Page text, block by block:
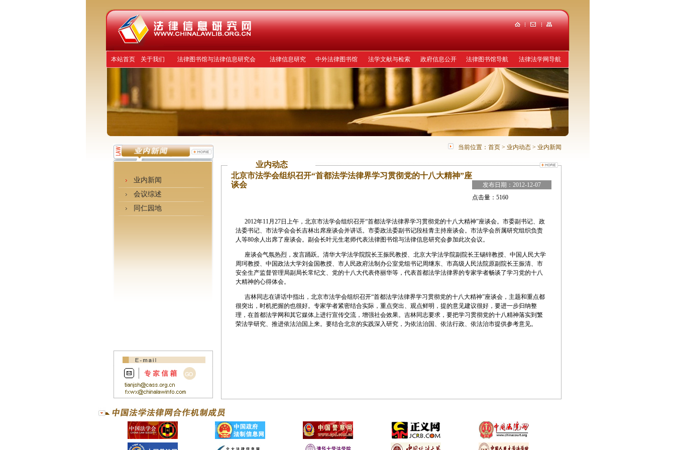
本站首页 关于我们 法律图书馆与法律信息研究会 法律信息研究 中外法律图书馆 法学文献与检索 政府信息公开 法律图书馆导航 法律法学网导航
业内新闻
会议综述
同仁园地
当前位置： 首页 > 业内动态 > 业内新闻
业内动态
北京市法学会组织召开“首都法学法律界学习贯彻党的十八大精神”座
谈会
发布日期： 2012-12-07
点击量： 5160
2012年11月27日上午，北京市法学会组织召开“首都法学法律界学习贯彻党的十八大精神”座谈会。市委副书记、政
法委书记、市法学会会长吉林出席座谈会并讲话。市委政法委副书记段桂青主持座谈会。市法学会所属研究组织负责
人等80余人出席了座谈会。副会长叶元生老师代表法律图书馆与法律信息研究会参加此次会议。
座谈会气氛热烈，发言踊跃。清华大学法学院院长王振民教授、北京大学法学院副院长王锡锌教授、中国人民大学
周珂教授、中国政法大学刘金国教授、市人民政府法制办公室党组书记周继东、市高级人民法院原副院长王振清、市
安全生产监督管理局副局长常纪文、党的十八大代表佟丽华等，代表首都法学法律界的专家学者畅谈了学习党的十八
大精神的心得体会。
吉林同志在讲话中指出，北京市法学会组织召开“首都法学法律界学习贯彻党的十八大精神”座谈会，主题和重点都
很突出，时机把握的也很好。专家学者紧密结合实际，重点突出、观点鲜明，提的意见建议很好，要进一步归纳整
理，在首都法学网和其它媒体上进行宣传交流，增强社会效果。吉林同志要求，要把学习贯彻党的十八精神落实到繁
荣法学研究、推进依法治国上来。要结合北京的实践深入研究，为依法治国、依法行政、依法治市提供参考意见。